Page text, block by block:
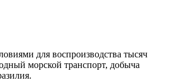
для воспроизводства тысяч
морской транспорт, добыча